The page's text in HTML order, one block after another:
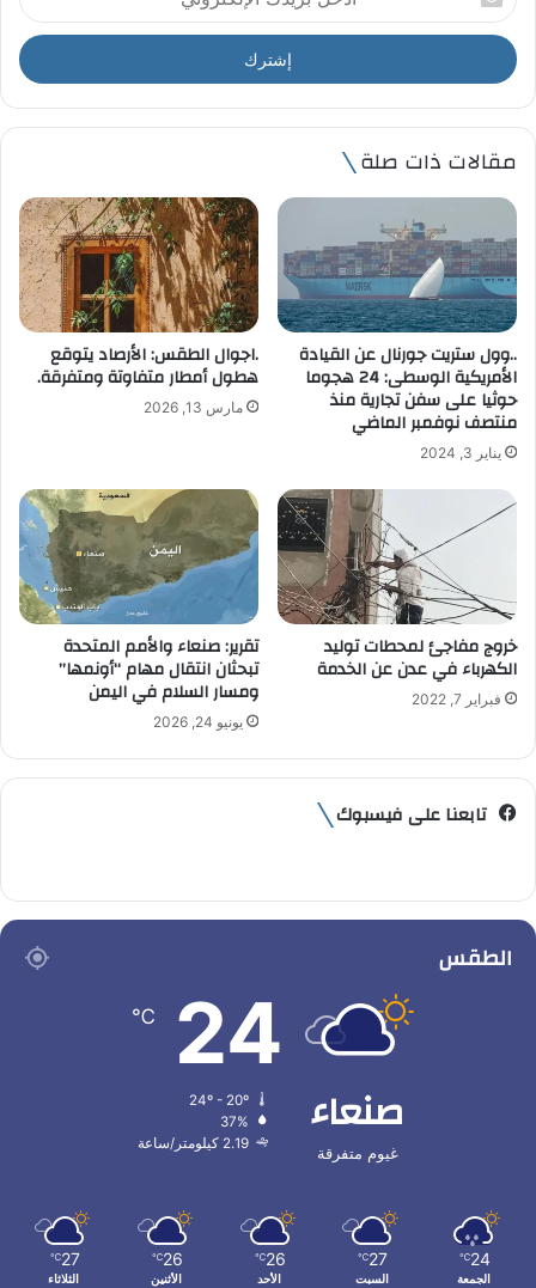
د
خ
ل
ر
د
ا
ل
إ
ل
ك
ر
و
مقالات ذات صلة
..وول ستريت جورنال عن القيادة
الأمريكية الوسطى: 24 هجوما
حوثيا على سفن تجارية منذ
منتصف نوفمبر الماضي
يناير 3, 2024
.اجوال الطقس: الأرصاد يتوقع
هطول أمطار متفاوتة ومتفرقة.
مارس 13, 2026
خروج مفاجئ لمحطات توليد
الكهرباء في عدن عن الخدمة
فبراير 7, 2022
تقرير: صنعاء والأمم المتحدة
تبحثان انتقال مهام “أونمها”
ومسار السلام في اليمن
يونيو 24, 2026
تابعنا على فيسبوك
الطقس
صنعاء
غيوم متفرقة
24
℃
37%
2.19 كيلومتر/ساعة
24
℃
الجمعة
27
℃
السبت
26
℃
الأحد
26
℃
الأثنين
27
℃
الثلاثاء